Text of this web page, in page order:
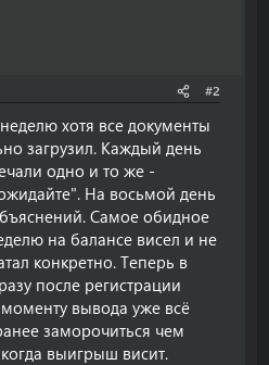
#2
хотя все документы
загрузил. Каждый день
одно и то же -
На восьмой день
Самое обидное
на балансе висел и не
конкретно. Теперь в
после регистрации
вывода уже всё
заморочиться чем
выигрыш висит.